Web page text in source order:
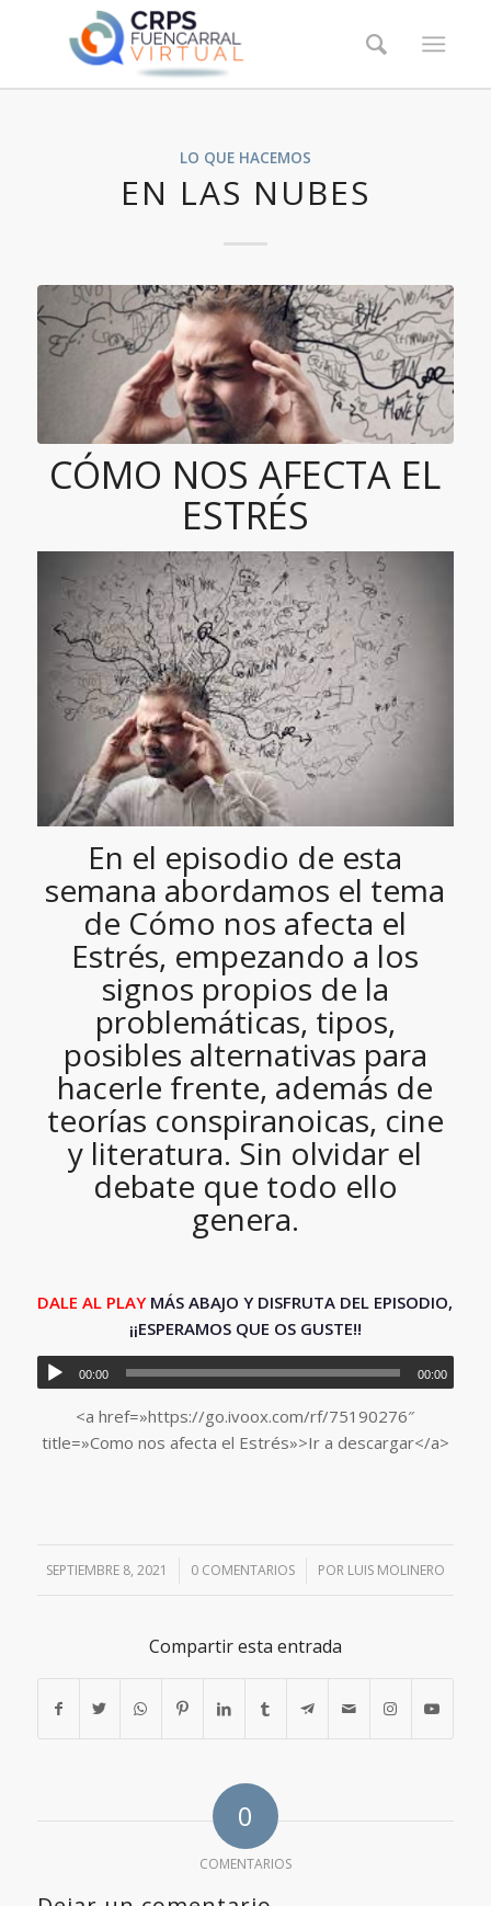
LO QUE HACEMOS
EN LAS NUBES
CÓMO NOS AFECTA EL
ESTRÉS
En el episodio de esta
semana abordamos el tema
de Cómo nos afecta el
Estrés, empezando a los
signos propios de la
problemáticas, tipos,
posibles alternativas para
hacerle frente, además de
teorías conspiranoicas, cine
y literatura. Sin olvidar el
debate que todo ello
genera.
DALE AL PLAY MÁS ABAJO Y DISFRUTA DEL EPISODIO,
¡¡ESPERAMOS QUE OS GUSTE!!
00:00 00:00
<a href=»https://go.ivoox.com/rf/75190276″
title=»Como nos afecta el Estrés»>Ir a descargar</a>
SEPTIEMBRE 8, 2021
/ 0 COMENTARIOS
/ POR LUIS MOLINERO
Compartir esta entrada
0
COMENTARIOS